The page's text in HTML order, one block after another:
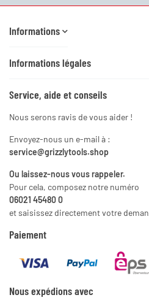
Informations
Informations légales
Service, aide et conseils
Nous serons ravis de vous aider !
Envoyez-nous un e-mail à :
service@grizzlytools.shop
Ou laissez-nous vous rappeler.
Pour cela, composez notre numéro
06021 45480 0
et saisissez directement votre
Paiement
Nous expédions avec